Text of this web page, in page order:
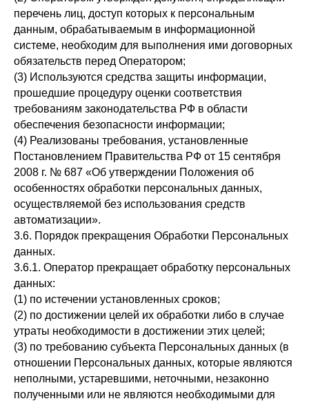
перечень лиц, доступ которых к персональным
данным, обрабатываемым в информационной
системе, необходим для выполнения ими договорных
обязательств перед Оператором;
(3) Используются средства защиты информации,
прошедшие процедуру оценки соответствия
требованиям законодательства РФ в области
обеспечения безопасности информации;
(4) Реализованы требования, установленные
Постановлением Правительства РФ от 15 сентября
2008 г. № 687 «Об утверждении Положения об
особенностях обработки персональных данных,
осуществляемой без использования средств
автоматизации».
3.6. Порядок прекращения Обработки Персональных
данных.
3.6.1. Оператор прекращает обработку персональных
данных:
(1) по истечении установленных сроков;
(2) по достижении целей их обработки либо в случае
утраты необходимости в достижении этих целей;
(3) по требованию субъекта Персональных данных (в
отношении Персональных данных, которые являются
неполными, устаревшими, неточными, незаконно
полученными или не являются необходимыми для